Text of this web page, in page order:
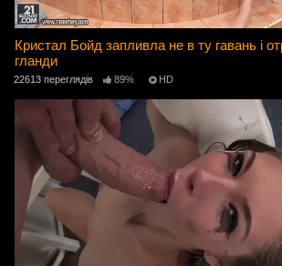
Кристал Бойд запливла не в ту гавань і
гланди
22613 переглядів 89% HD